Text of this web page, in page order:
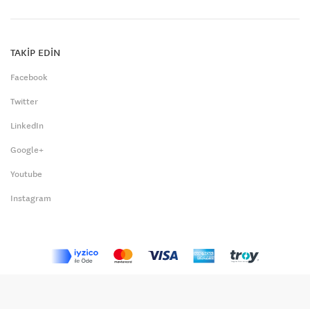
TAKİP EDİN
Facebook
Twitter
LinkedIn
Google+
Youtube
Instagram